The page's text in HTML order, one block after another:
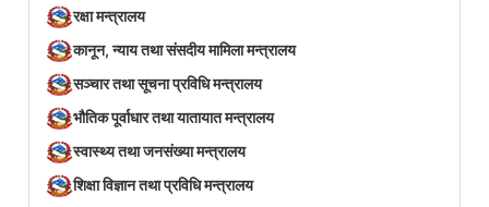
रक्षा मन्त्रालय
कानून, न्याय तथा संसदीय मामिला मन्त्रालय
सञ्‍चार तथा सूचना प्रविधि मन्त्रालय
भौतिक पूर्वाधार तथा यातायात मन्त्रालय
स्वास्थ्य तथा जनसंख्या मन्त्रालय
शिक्षा विज्ञान तथा प्रविधि मन्त्रालय